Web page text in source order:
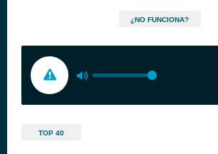
¿NO FUNCIONA?
TOP 40